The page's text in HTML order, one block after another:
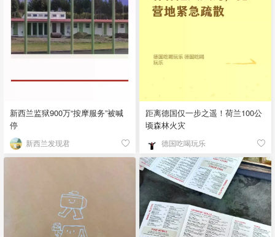
新西兰监狱900万“按摩服务”被喊
停
新西兰发现君
距离德国仅一步之遥！荷兰100公
顷森林火灾
德国吃喝玩乐